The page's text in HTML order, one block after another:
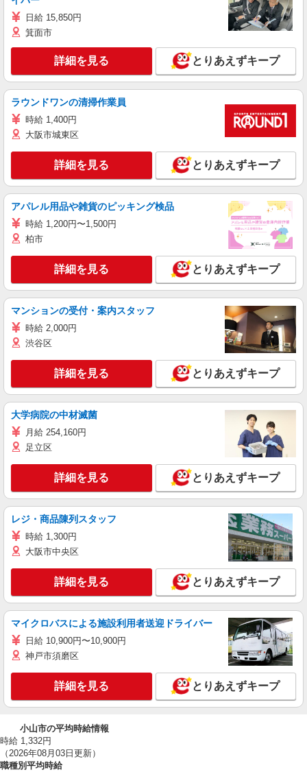
日給 15,850円
箕面市
詳細を見る とりあえずキープ
ラウンドワンの清掃作業員
時給 1,400円
大阪市城東区
詳細を見る とりあえずキープ
アパレル用品や雑貨のピッキング検品
時給 1,200円〜1,500円
柏市
詳細を見る とりあえずキープ
マンションの受付・案内スタッフ
時給 2,000円
渋谷区
詳細を見る とりあえずキープ
大学病院の中材滅菌
月給 254,160円
足立区
詳細を見る とりあえずキープ
レジ・商品陳列スタッフ
時給 1,300円
大阪市中央区
詳細を見る とりあえずキープ
マイクロバスによる施設利用者送迎ドライバー
日給 10,900円〜10,900円
神戸市須磨区
詳細を見る とりあえずキープ
小山市の平均時給情報
時給 1,332円
（2026年08月03日更新）
職種別平均時給